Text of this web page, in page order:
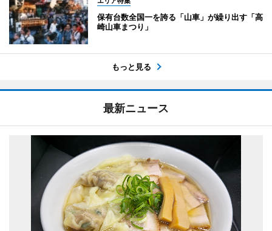
保有台数全国一を誇る「山車」が繰り出す「高
崎山車まつり」
もっと見る
最新ニュース